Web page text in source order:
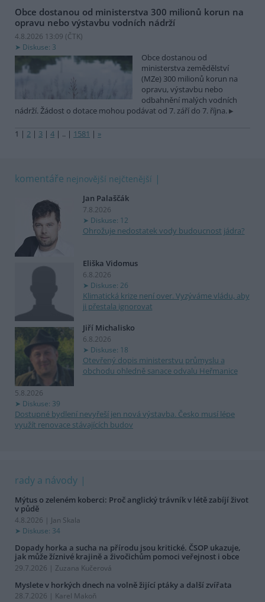
Obce dostanou od ministerstva 300 milionů korun na
opravu nebo výstavbu vodních nádrží
4.8.2026 13:09 (ČTK)
Diskuse: 3
Obce dostanou od
ministerstva zemědělství
(MZe) 300 milionů korun na
opravu, výstavbu nebo
odbahnění malých vodních
nádrží. Žádost o dotace mohou podávat od 7. září do 7. října.
1 | 2 | 3 | 4 | .. | 1581 | »
komentáře nejnovější nejčtenější
Jan Palaščák
7.8.2026
Diskuse: 12
Ohrožuje nedostatek vody budoucnost jádra?
Eliška Vidomus
6.8.2026
Diskuse: 26
Klimatická krize není over. Vyzýváme vládu, aby
ji přestala ignorovat
Jiří Michalisko
6.8.2026
Diskuse: 18
Otevřený dopis ministerstvu průmyslu a
obchodu ohledně sanace odvalu Heřmanice
5.8.2026
Diskuse: 39
Dostupné bydlení nevyřeší jen nová výstavba. Česko musí lépe
využít renovace stávajících budov
rady a návody
Mýtus o zeleném koberci: Proč anglický trávník v létě zabíjí život
v půdě
4.8.2026 | Jan Skala
Diskuse: 34
Dopady horka a sucha na přírodu jsou kritické. ČSOP ukazuje,
jak může žíznivé krajině a živočichům pomoci veřejnost i obce
29.7.2026 | Zuzana Kučerová
Myslete v horkých dnech na volně žijící ptáky a další zvířata
28.7.2026 | Karel Makoň